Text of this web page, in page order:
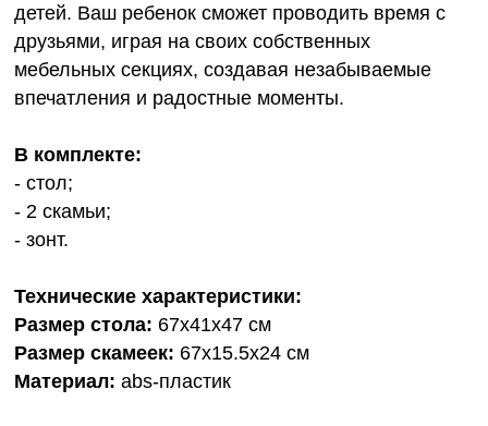
детей. Ваш ребенок сможет проводить время с
друзьями, играя на своих собственных
мебельных секциях, создавая незабываемые
впечатления и радостные моменты.
В комплекте:
- стол;
- 2 скамьи;
- зонт.
Технические характеристики:
Размер стола: 67x41x47 см
Размер скамеек: 67x15.5x24 см
Материал: abs-пластик